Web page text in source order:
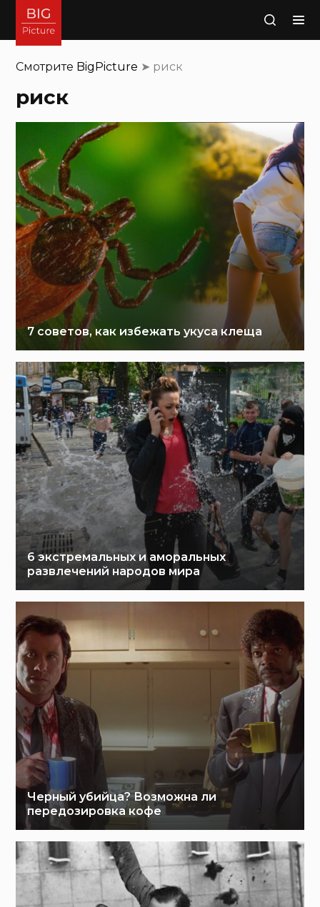
Поиск
Смотрите BigPicture ➤ риск
риск
7 советов, как избежать укуса клеща
6 экстремальных и аморальных
развлечений народов мира
Черный убийца? Возможна ли
передозировка кофе